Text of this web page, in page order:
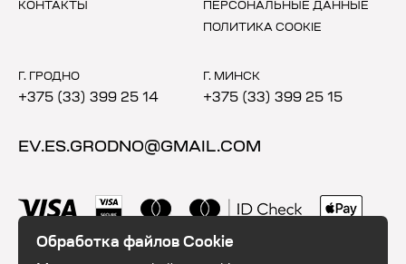
КОНТАКТЫ
ПЕРСОНАЛЬНЫЕ ДАННЫЕ
ПОЛИТИКА COOKIE
Г. ГРОДНО
+375 (33) 399 25 14
Г. МИНСК
+375 (33) 399 25 15
EV.ES.GRODNO@GMAIL.COM
Обработка файлов Cookie